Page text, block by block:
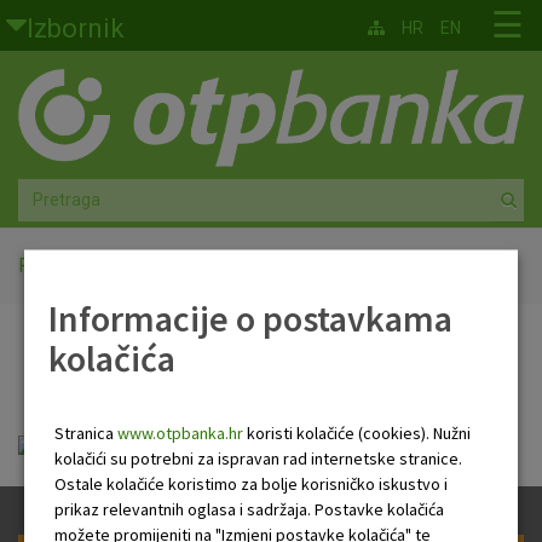
Skoči na glavni sadržaj
Izbornik
Građani
Privatno bankarstvo
Agro
Mala poduzeća i obrtnici
Srednja i velika poduzeća
Faktoring
O nama
☰
HR EN
Početna
Pravila - OTP start fond
pravila_-_otp_start_.pdf
Informacije o postavkama
kolačića
Stranica www.otpbanka.hrkoristi kolačiće (cookies). Nužni
kolačići su potrebni za ispravan rad internetske stranice.
Ostale kolačiće koristimo za bolje korisničko iskustvo i
prikaz relevantnih oglasa i sadržaja. Postavke kolačića
možete promijeniti na "Izmjeni postavke kolačića" te